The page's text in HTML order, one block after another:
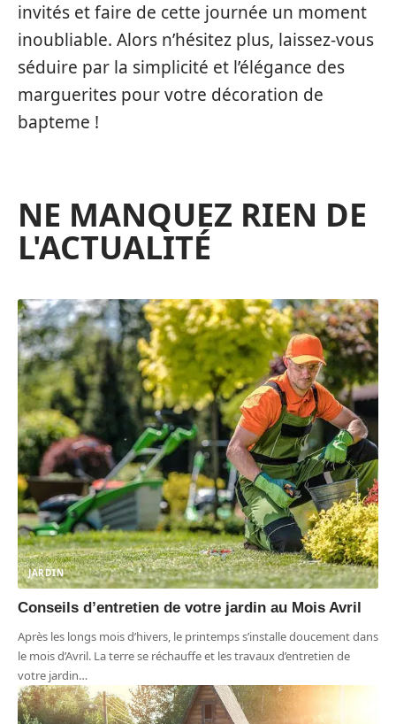
invités et faire de cette journée un moment
inoubliable. Alors n’hésitez plus, laissez-vous
séduire par la simplicité et l’élégance des
marguerites pour votre décoration de
bapteme !
NE MANQUEZ RIEN DE
L'ACTUALITÉ
JARDIN
Conseils d’entretien de votre jardin au Mois Avril
Après les longs mois d’hivers, le printemps s’installe doucement dans
le mois d’Avril. La terre se réchauffe et les travaux d’entretien de
votre jardin…